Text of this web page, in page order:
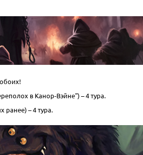
в Канор-Вэйне") – 4 тура.
ранее) – 4 тура.